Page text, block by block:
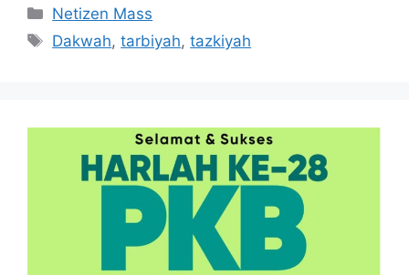
Kategori
Netizen Mass
Tag
Dakwah,tarbiyah,tazkiyah